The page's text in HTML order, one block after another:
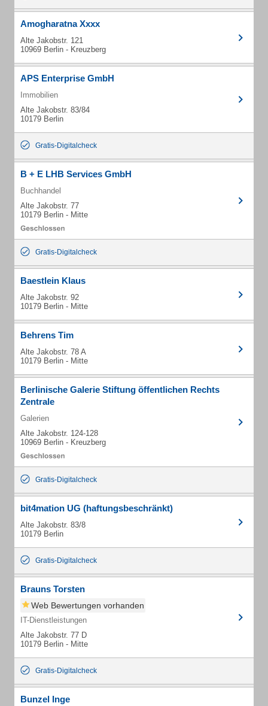
Amogharatna Xxxx
Alte Jakobstr. 121
10969 Berlin - Kreuzberg
APS Enterprise GmbH
Immobilien
Alte Jakobstr. 83/84
10179 Berlin
Gratis-Digitalcheck
B + E LHB Services GmbH
Buchhandel
Alte Jakobstr. 77
10179 Berlin - Mitte
Gratis-Digitalcheck
Baestlein Klaus
Alte Jakobstr. 92
10179 Berlin - Mitte
Behrens Tim
Alte Jakobstr. 78 A
10179 Berlin - Mitte
Berlinische Galerie Stiftung öffentlichen Rechts
Zentrale
Galerien
Alte Jakobstr. 124-128
10969 Berlin - Kreuzberg
Gratis-Digitalcheck
bit4mation UG (haftungsbeschränkt)
Alte Jakobstr. 83/8
10179 Berlin
Gratis-Digitalcheck
Brauns Torsten
Web Bewertungen vorhanden
IT-Dienstleistungen
Alte Jakobstr. 77 D
10179 Berlin - Mitte
Gratis-Digitalcheck
Bunzel Inge